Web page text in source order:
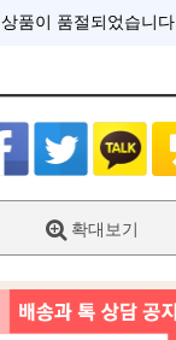
상품이 품절되었습니다.
확대보기